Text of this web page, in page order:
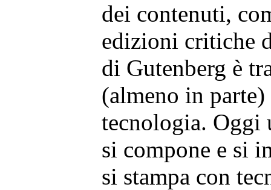
dei contenuti,
edizioni critiche
di Gutenberg è
(almeno in
tecnologia. Oggi
si compone e si
si stampa con